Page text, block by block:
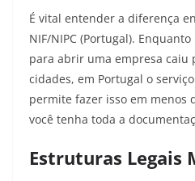
É vital entender a diferença
NIF/NIPC (Portugal).
para abrir uma empresa caiu
cidades, em Portugal o
permite fazer isso em menos
você tenha toda a
Estruturas Legais